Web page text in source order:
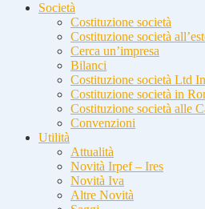
Società
Costituzione società
Costituzione società
Cerca un’impresa
Bilanci
Costituzione società Ltd
Costituzione società in
Costituzione società alle
Convenzioni
Utilità
Attualità
Novità Irpef – Ires
Novità Iva
Altre Novità